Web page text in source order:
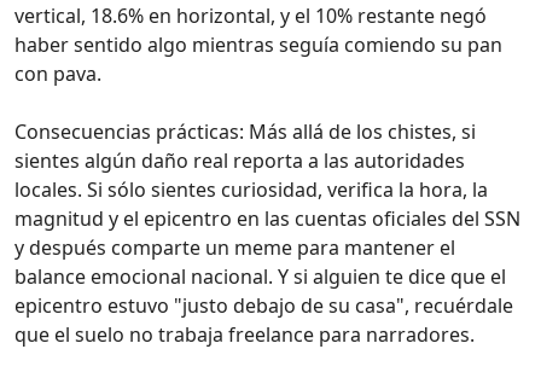
vertical, 18.6% en horizontal, y el 10% restante negó
haber sentido algo mientras seguía comiendo su pan
con pava.
Consecuencias prácticas: Más allá de los chistes, si
sientes algún daño real reporta a las autoridades
locales. Si sólo sientes curiosidad, verifica la hora, la
magnitud y el epicentro en las cuentas oficiales del SSN
y después comparte un meme para mantener el
balance emocional nacional. Y si alguien te dice que el
epicentro estuvo "justo debajo de su casa", recuérdale
que el suelo no trabaja freelance para narradores.